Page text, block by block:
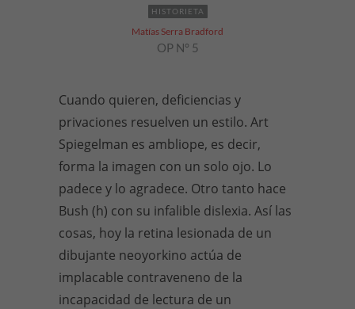
HISTORIETA
Matías Serra Bradford
OP N° 5
Cuando quieren, deficiencias y
privaciones resuelven un estilo. Art
Spiegelman es ambliope, es decir,
forma la imagen con un solo ojo. Lo
padece y lo agradece. Otro tanto hace
Bush (h) con su infalible dislexia. Así las
cosas, hoy la retina lesionada de un
dibujante neoyorkino actúa de
implacable contraveneno de la
incapacidad de lectura de un